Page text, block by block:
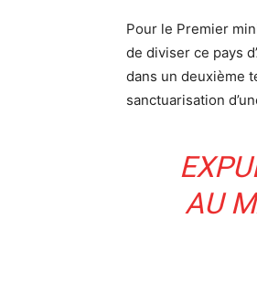
Pour le Premier
de diviser ce pays
dans un deuxième
sanctuarisation
AU